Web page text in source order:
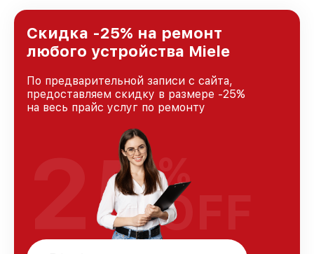
Новосибирске, постоянно повышая уровень
доверия и лояльности наших клиентов.
Скидка -25% на ремонт
любого устройства Miele
По предварительной записи с сайта,
предоставляем скидку в размере -25%
на весь прайс услуг по ремонту
25%
OFF